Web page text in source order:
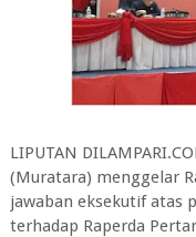
LIPUTAN
(Muratara) menggelar
jawaban eksekutif atas
terhadap Raperda